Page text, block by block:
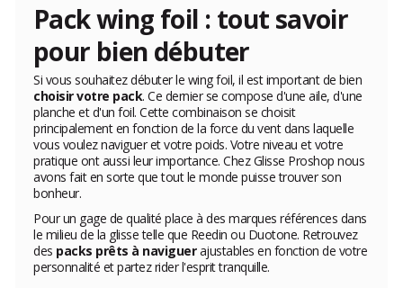
Pack wing foil : tout savoir
pour bien débuter
Si vous souhaitez débuter le wing foil, il est important de bien
choisir votre pack. Ce dernier se compose d'une aile, d'une
planche et d'un foil. Cette combinaison se choisit
principalement en fonction de la force du vent dans laquelle
vous voulez naviguer et votre poids. Votre niveau et votre
pratique ont aussi leur importance. Chez Glisse Proshop nous
avons fait en sorte que tout le monde puisse trouver son
bonheur.
Pour un gage de qualité place à des marques références dans
le milieu de la glisse telle que Reedin ou Duotone. Retrouvez
des packs prêts à naviguerajustables en fonction de votre
personnalité et partez rider l'esprit tranquille.